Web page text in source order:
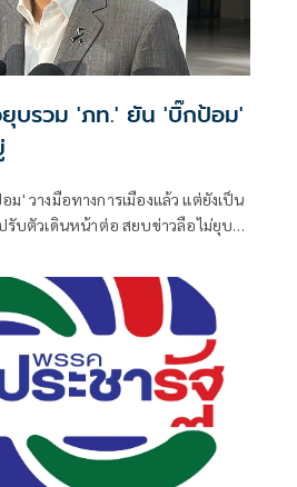
บรวม 'ภท.' ยัน 'บิ๊กป้อม'
' วางมือทางการเมืองแล้ว แต่ยังเป็น
รับตัวเดินหน้าต่อ สยบข่าวลือไม่ยุบ